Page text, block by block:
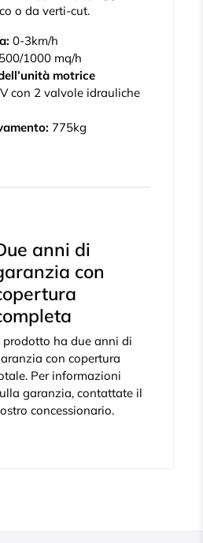
o da verti-cut.
0-3km/h
500/1000 mq/h
motrice
con 2 valvole idrauliche
775kg
anni di
con
prodotto ha due anni di
con copertura
Per informazioni
garanzia, contattate il
concessionario.